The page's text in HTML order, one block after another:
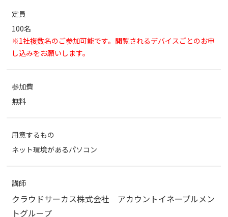
定員
100名
※1社複数名のご参加可能です。閲覧されるデバイスごとのお申
し込みをお願いします。
参加費
無料
用意するもの
ネット環境があるパソコン
講師
クラウドサーカス株式会社 アカウントイネーブルメン
トグループ